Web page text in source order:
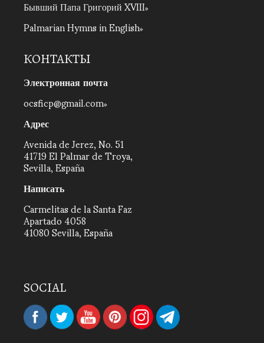
Бывший Папа Григорий XVIII
Palmarian Hymns in English
КОНТАКТЫ
Электронная почта
ocsficp@gmail.com
Адрес
Avenida de Jerez, No. 51
41719 El Palmar de Troya,
Sevilla, España
Написать
Carmelitas de la Santa Faz
Apartado 4058
41080 Sevilla, España
SOCIAL